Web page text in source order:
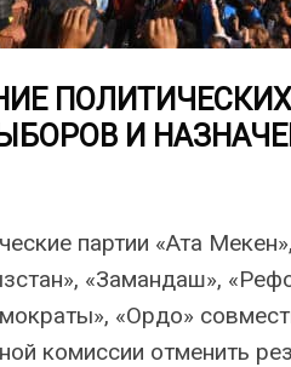
И
партии «Ата
«Замандаш»,
«Ордо»
комиссии отменить